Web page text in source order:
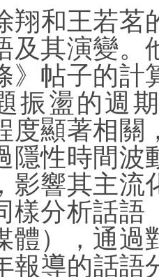
和王若茗
及其演變。
》帖子的計
振盪的週
度顯著相關
隱性時間波
影響其主流
樣分析話語
體），通過
報導的話語